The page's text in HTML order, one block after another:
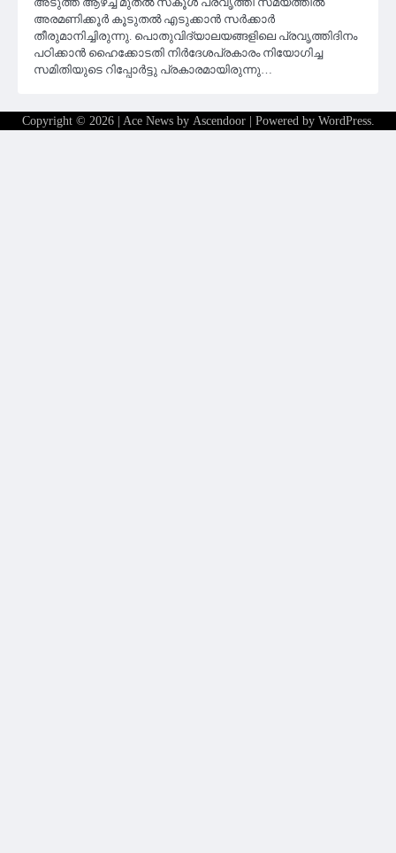
അരമണിക്കൂര്‍ കൂടുതല്‍ എടുക്കാന്‍ സര്‍ക്കാര്‍
തീരുമാനിച്ചിരുന്നു. പൊതുവിദ്യാലയങ്ങളിലെ പ്രവൃത്തിദിനം
പഠിക്കാന്‍ ഹൈക്കോടതി നിര്‍ദേശപ്രകാരം നിയോഗിച്ച
സമിതിയുടെ റിപ്പോര്‍ട്ടു പ്രകാരമായിരുന്നു…
Copyright © 2026 | Ace News by Ascendoor| Powered by WordPress.